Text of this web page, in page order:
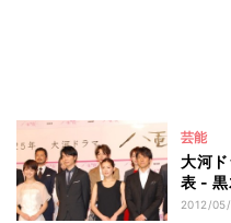
芸能
大河
表 - 黒
2012/